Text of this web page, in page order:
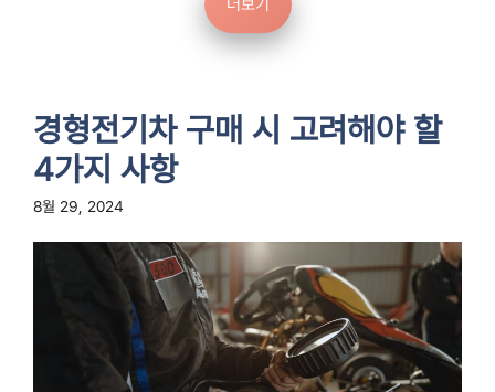
더보기
경형전기차 구매 시 고려해야 할
4가지 사항
8월 29, 2024